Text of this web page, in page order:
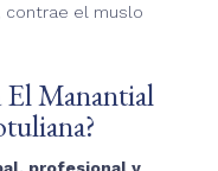
contrae el muslo
El Manantial